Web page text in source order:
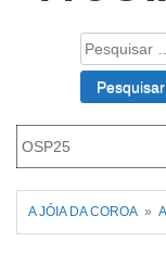
Fev 22,
Roriz
Pesquisar
por:
A JÓIA DA COROA »